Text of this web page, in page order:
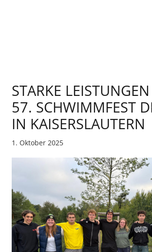
STARKE
57. SCHWIMMFEST
IN KAISERSLAUTERN
1. Oktober 2025